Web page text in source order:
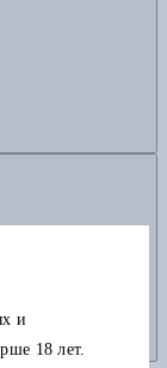
и
18 лет.